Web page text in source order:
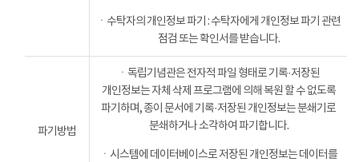
ㆍ수탁자의 개인정보 파기 : 수탁자에게 개인정보 파기 관련
점검 또는 확인서를 받습니다.
파기방법
ㆍ독립기념관은 전자적 파일 형태로 기록·저장된
개인정보는 자체 삭제 프로그램에 의해 복원 할 수 없도록
파기하며, 종이 문서에 기록·저장된 개인정보는 분쇄기로
분쇄하거나 소각하여 파기합니다.
ㆍ시스템에 데이터베이스로 저장된 개인정보는 데이터를